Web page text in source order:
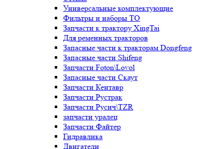
Универсальные комплектующие
Фильтры и наборы ТО
Запчасти к трактору XingTai
Для ременных тракторов
Запасные части к тракторам Dongfeng
Запасные части Shifeng
Запчасти Foton\Lovol
Запасные части Скаут
Запчасти Кентавр
Запчасти Рустрак
Запчасти Русич\TZR
запчасти уралец
Запчасти Файтер
Гидравлика
Двигатели